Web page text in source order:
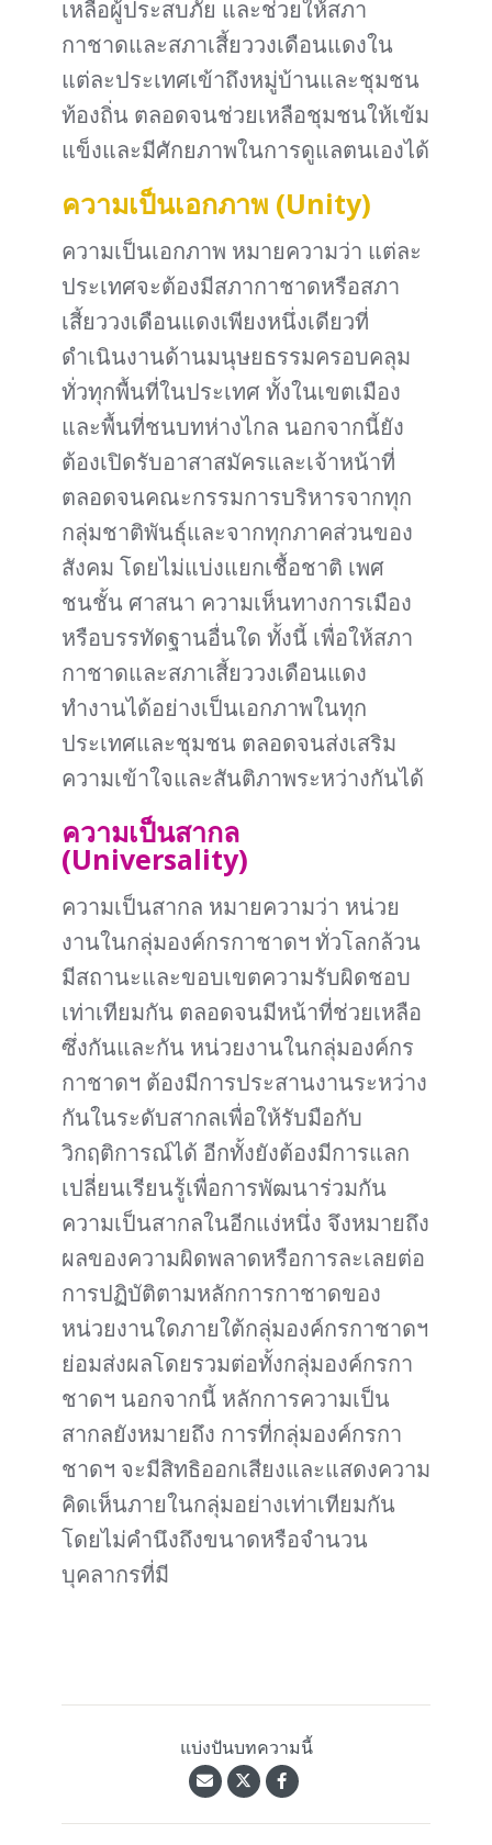
เหลือผู้ประสบภัย และช่วยให้สภา
กาชาดและสภาเสี้ยววงเดือนแดงใน
แต่ละประเทศเข้าถึงหมู่บ้านและชุมชน
ท้องถิ่น ตลอดจนช่วยเหลือชุมชนให้เข้ม
แข็งและมีศักยภาพในการดูแลตนเองได้
ความเป็นเอกภาพ (Unity)
ความเป็นเอกภาพ หมายความว่า แต่ละ
ประเทศจะต้องมีสภากาชาดหรือสภา
เสี้ยววงเดือนแดงเพียงหนึ่งเดียวที่
ดำเนินงานด้านมนุษยธรรมครอบคลุม
ทั่วทุกพื้นที่ในประเทศ ทั้งในเขตเมือง
และพื้นที่ชนบทห่างไกล นอกจากนี้ยัง
ต้องเปิดรับอาสาสมัครและเจ้าหน้าที่
ตลอดจนคณะกรรมการบริหารจากทุก
กลุ่มชาติพันธุ์และจากทุกภาคส่วนของ
สังคม โดยไม่แบ่งแยกเชื้อชาติ เพศ
ชนชั้น ศาสนา ความเห็นทางการเมือง
หรือบรรทัดฐานอื่นใด ทั้งนี้ เพื่อให้สภา
กาชาดและสภาเสี้ยววงเดือนแดง
ทำงานได้อย่างเป็นเอกภาพในทุก
ประเทศและชุมชน ตลอดจนส่งเสริม
ความเข้าใจและสันติภาพระหว่างกันได้
ความเป็นสากล
(Universality)
ความเป็นสากล หมายความว่า หน่วย
งานในกลุ่มองค์กรกาชาดฯ ทั่วโลกล้วน
มีสถานะและขอบเขตความรับผิดชอบ
เท่าเทียมกัน ตลอดจนมีหน้าที่ช่วยเหลือ
ซึ่งกันและกัน หน่วยงานในกลุ่มองค์กร
กาชาดฯ ต้องมีการประสานงานระหว่าง
กันในระดับสากลเพื่อให้รับมือกับ
วิกฤติการณ์ได้ อีกทั้งยังต้องมีการแลก
เปลี่ยนเรียนรู้เพื่อการพัฒนาร่วมกัน
ความเป็นสากลในอีกแง่หนึ่ง จึงหมายถึง
ผลของความผิดพลาดหรือการละเลยต่อ
การปฏิบัติตามหลักการกาชาดของ
หน่วยงานใดภายใต้กลุ่มองค์กรกาชาดฯ
ย่อมส่งผลโดยรวมต่อทั้งกลุ่มองค์กรกา
ชาดฯ นอกจากนี้ หลักการความเป็น
สากลยังหมายถึง การที่กลุ่มองค์กรกา
ชาดฯ จะมีสิทธิออกเสียงและแสดงความ
คิดเห็นภายในกลุ่มอย่างเท่าเทียมกัน
โดยไม่คำนึงถึงขนาดหรือจำนวน
บุคลากรที่มี
แบ่งปันบทความนี้